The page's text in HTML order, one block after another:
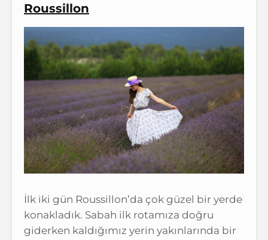
Roussillon
İlk iki gün Roussillon’da çok güzel bir yerde
konakladık. Sabah ilk rotamıza doğru
giderken kaldığımız yerin yakınlarında bir